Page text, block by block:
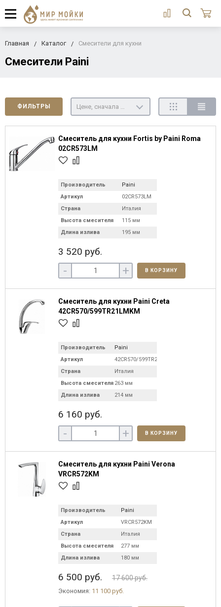
Главная Каталог Смесители для кухни
Смесители Paini
ФИЛЬТРЫ Цене, сначала недорогие
Смеситель для кухни Fortis by Paini Roma
02CR573LM
Производитель
Paini
Артикул
02CR573LM
Страна
Италия
Высота смесителя
115 мм
Длина излива
195 мм
3 520 руб.
- + В КОРЗИНУ
Смеситель для кухни Paini Creta
42CR570/599TR21LMKM
Производитель
Paini
Артикул
42CR570/599TR21LMKM
Страна
Италия
Высота смесителя 263 мм
Длина излива
214 мм
6 160 руб.
- + В КОРЗИНУ
Смеситель для кухни Paini Verona
VRCR572KM
Производитель
Paini
Артикул
VRCR572KM
Страна
Италия
Высота смесителя
277 мм
Длина излива
180 мм
6 500 руб. 17 600 руб.
Экономия: 11 100 руб.